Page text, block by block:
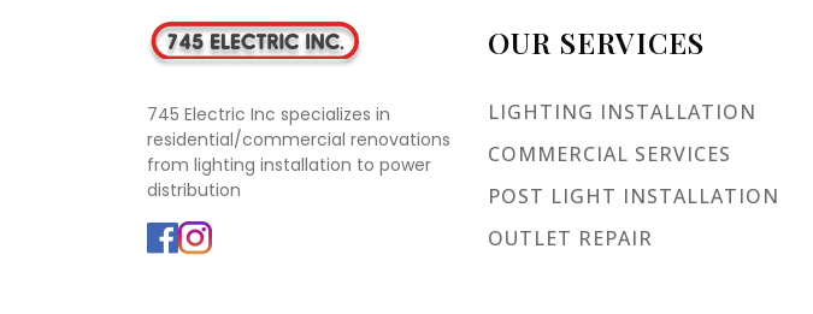
745 Electric Inc specializes in
residential/commercial renovations
from lighting installation to power
distribution
OUR SERVICES
LIGHTING INSTALLATION
COMMERCIAL SERVICES
POST LIGHT INSTALLATION
OUTLET REPAIR